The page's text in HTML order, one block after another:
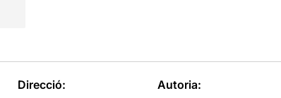
Direcció:
Autoria: